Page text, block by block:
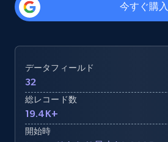
今すぐ購入
データフィールド
32
総レコード数
19.4K+
開始時